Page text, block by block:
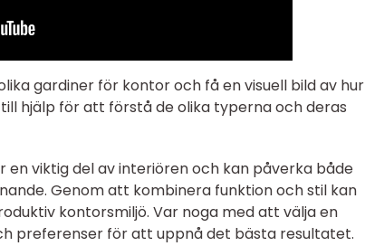
gardiner för kontor och få en visuell bild av hur
hjälp för att förstå de olika typerna och deras
viktig del av interiören och kan påverka både
Genom att kombinera funktion och stil kan
kontorsmiljö. Var noga med att välja en
preferenser för att uppnå det bästa resultatet.